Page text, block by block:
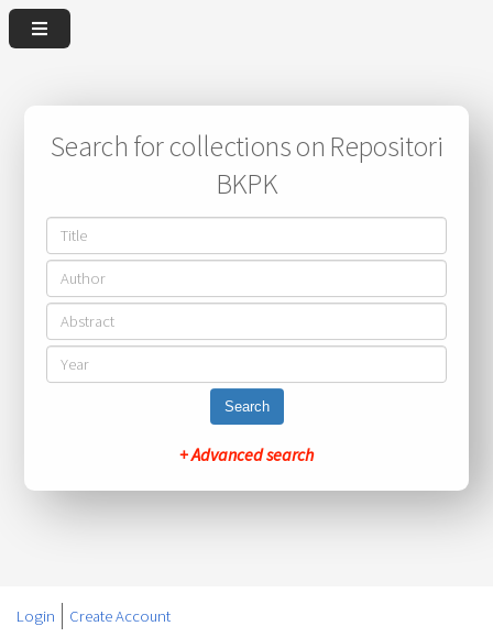
Search for collections on Repositori
BKPK
Search
+ Advanced search
Login Create Account